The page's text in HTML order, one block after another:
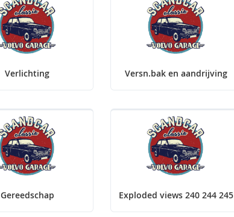
Verlichting Versn.bak en aandrijving
Gereedschap Exploded views 240 244 245